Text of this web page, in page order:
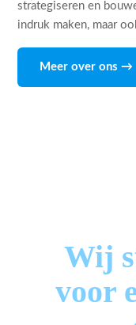
strategiseren en
indruk maken, maar
Meer over ons →
Wij
voor